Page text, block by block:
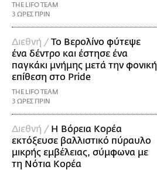
THE LIFO TEAM
3 ΩΡΕΣ ΠΡΙΝ
Διεθνή /Το Βερολίνο φύτεψε
ένα δέντρο και έστησε ένα
παγκάκι μνήμης μετά την φονική
επίθεση στο Pride
THE LIFO TEAM
3 ΩΡΕΣ ΠΡΙΝ
Διεθνή / Η Βόρεια Κορέα
εκτόξευσε βαλλιστικό πύραυλο
μικρής εμβέλειας, σύμφωνα με
τη Νότια Κορέα